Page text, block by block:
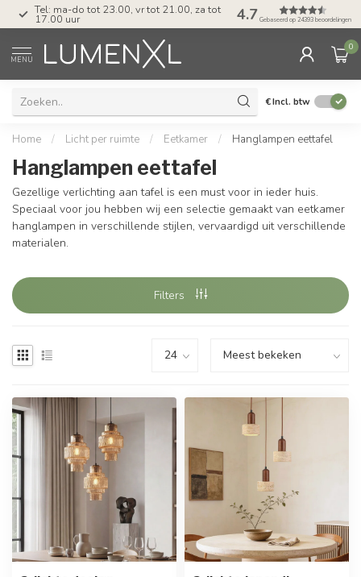
Tel: ma-do tot 23.00, vr tot 21.00, za tot
17.00 uur 4.7 Gebaseerd op 24393 beoordelingen
MENU
0
€Incl. btw
Home / Licht per ruimte / Eetkamer / Hanglampen eettafel
Hanglampen eettafel
Gezellige verlichting aan tafel is een must voor in ieder huis.
Speciaal voor jou hebben wij een selectie gemaakt van eetkamer
hanglampen in verschillende stijlen, vervaardigd uit verschillende
materialen.
Filters